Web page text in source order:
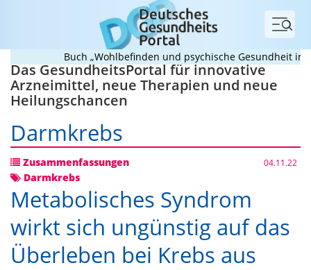
Menü
Buch „Wohlbefinden und psychische Gesundheit in
Das GesundheitsPortal für innovative
Arzneimittel, neue Therapien und neue
Heilungschancen
Darmkrebs
Zusammenfassungen 04.11.22
Darmkrebs
Metabolisches Syndrom
wirkt sich ungünstig auf das
Überleben bei Krebs aus